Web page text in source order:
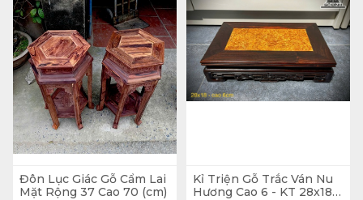
Đôn Lục Giác Gỗ Cẩm Lai
Mặt Rộng 37 Cao 70 (cm)
Kỉ Triện Gỗ Trắc Ván Nu
Hương Cao 6 - KT 28x18